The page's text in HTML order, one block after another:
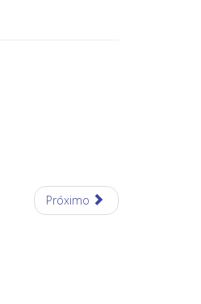
Próximo